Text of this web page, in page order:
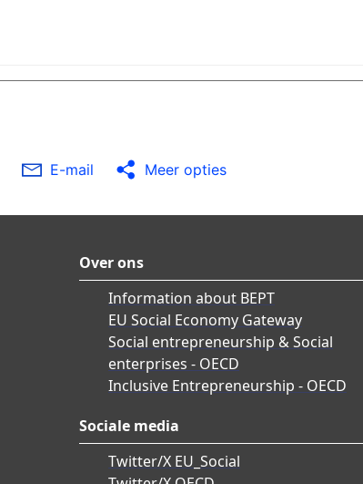
E-mail Meer opties
Over ons
Information about BEPT
EU Social Economy Gateway
Social entrepreneurship & Social
enterprises - OECD
Inclusive Entrepreneurship - OECD
Sociale media
Twitter/X EU_Social